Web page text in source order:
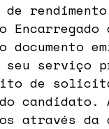
de
serviço
de
do
através da